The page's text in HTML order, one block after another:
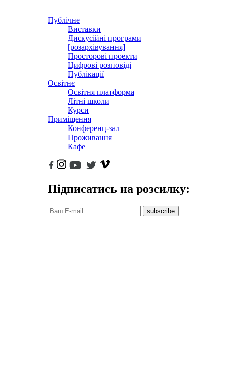
Публічне
Виставки
Дискусійні програми
[розархівування]
Просторові проекти
Цифрові розповіді
Публікації
Освітнє
Освітня платформа
Літні школи
Курси
Приміщення
Конференц-зал
Проживання
Кафе
Підписатись на розсилку:
subscribe